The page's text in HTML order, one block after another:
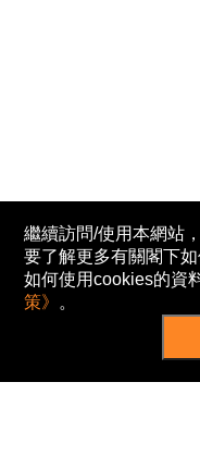
繼續訪問/使用本網站
要了解更多有關閣下
如何使用cookies的資
策》 。